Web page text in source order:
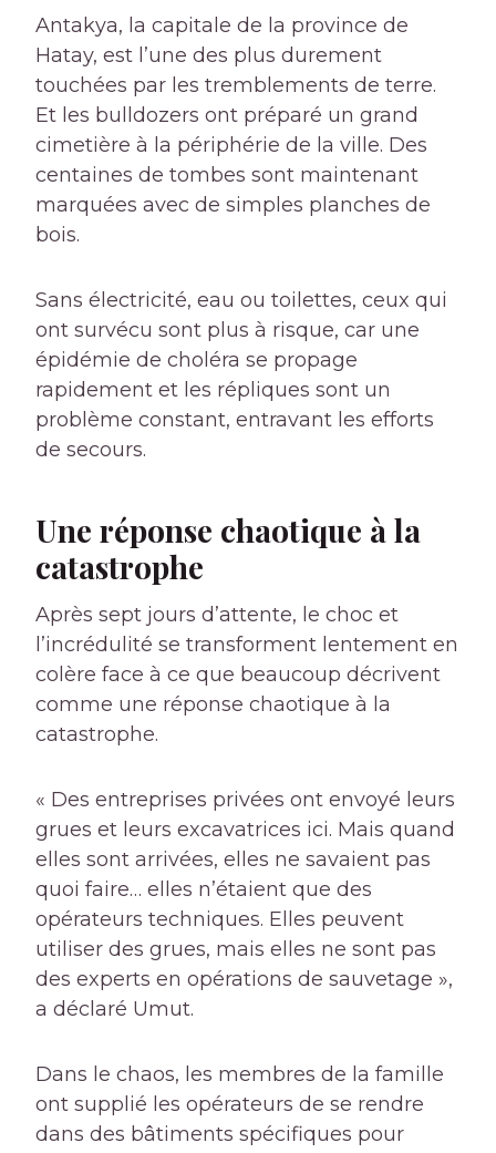
Antakya, la capitale de la province de
Hatay, est l’une des plus durement
touchées par les tremblements de terre.
Et les bulldozers ont préparé un grand
cimetière à la périphérie de la ville. Des
centaines de tombes sont maintenant
marquées avec de simples planches de
bois.
Sans électricité, eau ou toilettes, ceux qui
ont survécu sont plus à risque, car une
épidémie de choléra se propage
rapidement et les répliques sont un
problème constant, entravant les efforts
de secours.
Une réponse chaotique à la
catastrophe
Après sept jours d’attente, le choc et
l’incrédulité se transforment lentement en
colère face à ce que beaucoup décrivent
comme une réponse chaotique à la
catastrophe.
« Des entreprises privées ont envoyé leurs
grues et leurs excavatrices ici. Mais quand
elles sont arrivées, elles ne savaient pas
quoi faire… elles n’étaient que des
opérateurs techniques. Elles peuvent
utiliser des grues, mais elles ne sont pas
des experts en opérations de sauvetage »,
a déclaré Umut.
Dans le chaos, les membres de la famille
ont supplié les opérateurs de se rendre
dans des bâtiments spécifiques pour